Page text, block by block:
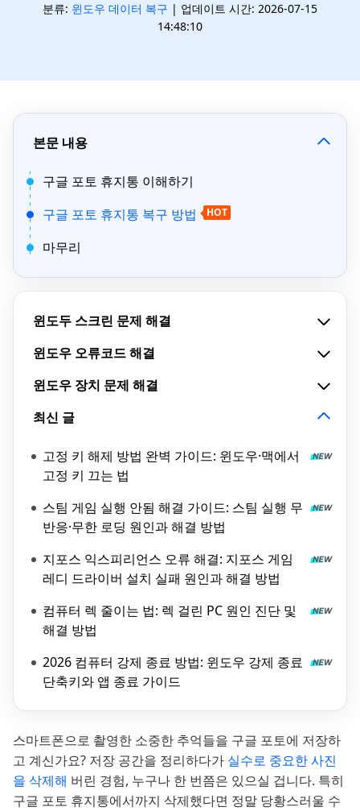
분류: 윈도우 데이터 복구 | 업데이트 시간: 2026-07-15
14:48:10
본문 내용
구글 포토 휴지통 이해하기
구글 포토 휴지통 복구 방법
HOT
마무리
윈도두 스크린 문제 해결
윈도우 오류코드 해결
윈도우 장치 문제 해결
최신 글
고정 키 해제 방법 완벽 가이드: 윈도우·맥에서
고정 키 끄는 법
스팀 게임 실행 안됨 해결 가이드: 스팀 실행 무
반응·무한 로딩 원인과 해결 방법
지포스 익스피리언스 오류 해결: 지포스 게임
레디 드라이버 설치 실패 원인과 해결 방법
컴퓨터 렉 줄이는 법: 렉 걸린 PC 원인 진단 및
해결 방법
2026 컴퓨터 강제 종료 방법: 윈도우 강제 종료
단축키와 앱 종료 가이드
스마트폰으로 촬영한 소중한 추억들을 구글 포토에 저장하
고 계신가요? 저장 공간을 정리하다가 실수로 중요한 사진
을 삭제해 버린 경험, 누구나 한 번쯤은 있으실 겁니다. 특히
구글 포토 휴지통에서까지 삭제했다면 정말 당황스러울 수